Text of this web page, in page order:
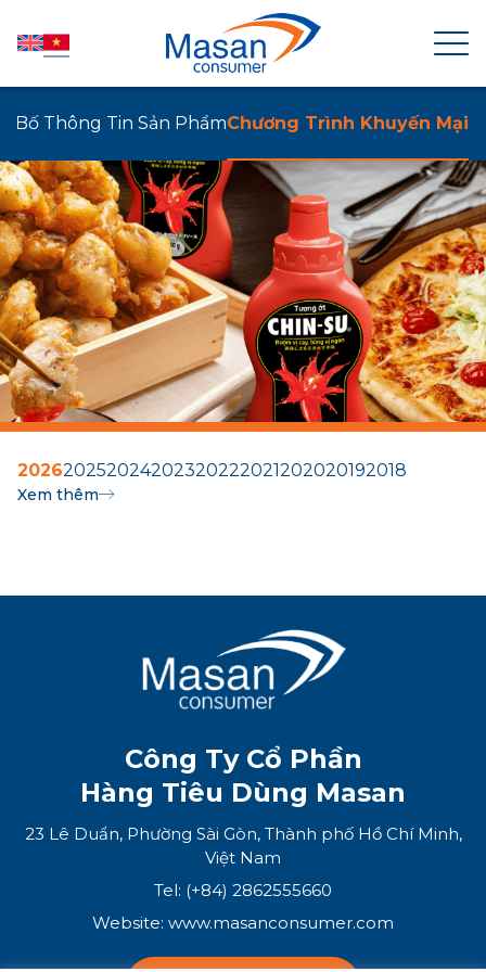
VỀ MASAN CONSUMER
TIN TỨC
QUAN HỆ CỔ ĐÔNG
SẢN PHẨM
PHÁT TRIỂN BỀN VỮNG
Bố Thông Tin Sản PhẩmChương Trình Khuyến Mại
202620252024202320222021202020192018
Xem thêm
Công Ty Cổ Phần
Hàng Tiêu Dùng Masan
23 Lê Duẩn, Phường Sài Gòn, Thành phố Hồ Chí Minh,
Việt Nam
Tel: (+84) 2862555660
Website: www.masanconsumer.com